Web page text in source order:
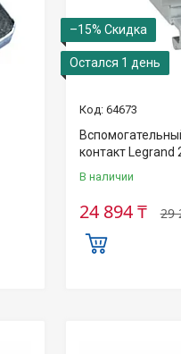
–15%
Остался 1 день
64673
контакт Legrand
В наличии
29
24 894 ₸